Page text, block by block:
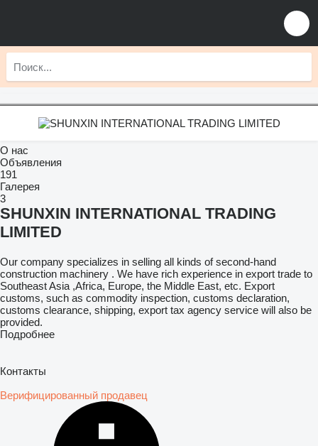
О нас
Объявления
191
Галерея
3
SHUNXIN INTERNATIONAL TRADING
LIMITED
Our company specializes in selling all kinds of second-hand
construction machinery . We have rich experience in export trade to
Southeast Asia ,Africa, Europe, the Middle East, etc. Export
customs, such as commodity inspection, customs declaration,
customs clearance, shipping, export tax agency service will also be
provided.
Подробнее
Контакты
Верифицированный продавец